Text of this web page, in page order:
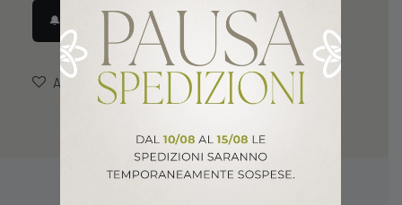
🔔 Avvisami quando disponibile
AGGIUNGI ALLA LISTA DEI DESIDERI